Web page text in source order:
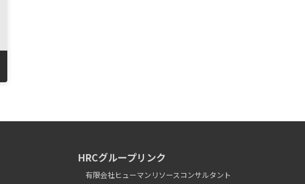
HRCグループリンク
有限会社ヒューマンリソースコンサルタント